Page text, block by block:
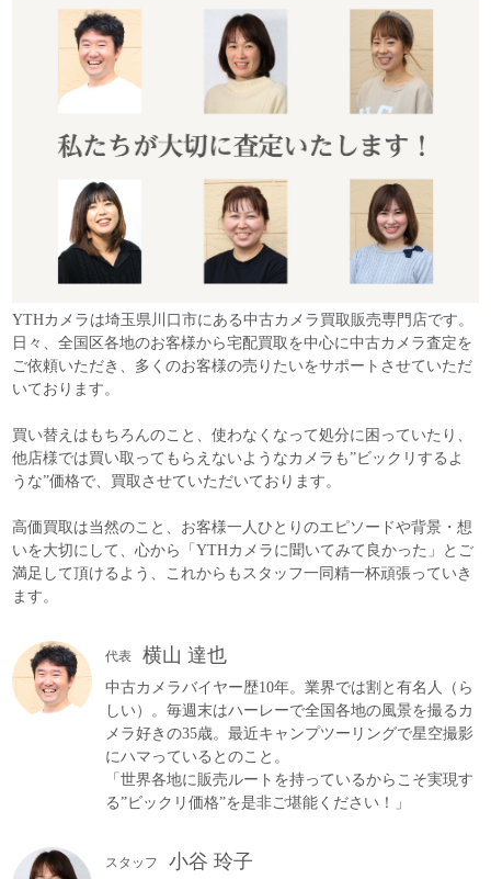
YTHカメラは埼玉県川口市にある中古カメラ買取販売専門店です。
日々、全国区各地のお客様から宅配買取を中心に中古カメラ査定を
ご依頼いただき、多くのお客様の売りたいをサポートさせていただ
いております。
買い替えはもちろんのこと、使わなくなって処分に困っていたり、
他店様では買い取ってもらえないようなカメラも”ビックリするよ
うな”価格で、買取させていただいております。
高価買取は当然のこと、お客様一人ひとりのエピソードや背景・想
いを大切にして、心から「YTHカメラに聞いてみて良かった」とご
満足して頂けるよう、これからもスタッフ一同精一杯頑張っていき
ます。
代表 横山 達也
中古カメラバイヤー歴10年。業界では割と有名人（ら
しい）。毎週末はハーレーで全国各地の風景を撮るカ
メラ好きの35歳。最近キャンプツーリングで星空撮影
にハマっているとのこと。
「世界各地に販売ルートを持っているからこそ実現す
る”ビックリ価格”を是非ご堪能ください！」
スタッフ 小谷 玲子